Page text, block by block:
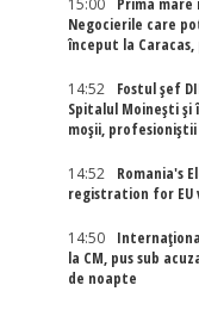
15:00
Prima mare
Negocierile care
început la Caracas,
14:52
Fostul șef
Spitalul Moinești și
moșii,
14:52
Romania's
registration for EU
14:50
la CM, pus sub
de noapte